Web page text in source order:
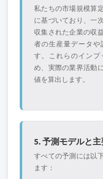
私たちの市場規模算
に基づいており、一
収集された企業の収
者の生産量データや
す。これらのインプ
め、実際の業界活動
値を算出します。
5. 予測モデルと
すべての予測には以
ます：